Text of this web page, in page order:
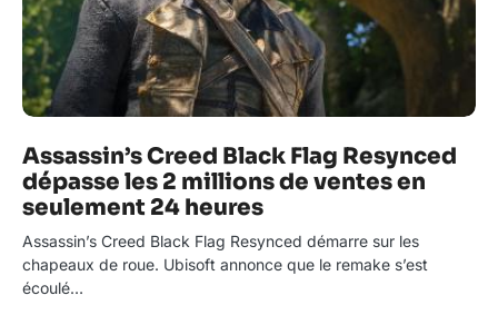
Assassin’s Creed Black Flag Resynced
dépasse les 2 millions de ventes en
seulement 24 heures
Assassin’s Creed Black Flag Resynced démarre sur les
chapeaux de roue. Ubisoft annonce que le remake s’est
écoulé…